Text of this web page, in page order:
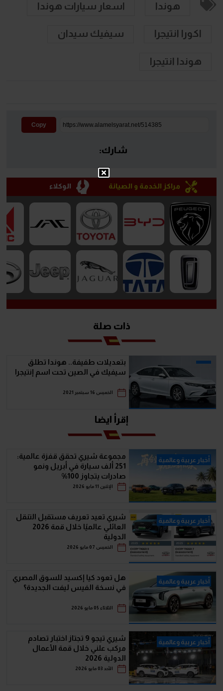
هوندا اسعار سيارات هوندا
اكورا انتيجرا سيفيك سيدان
هوندا انتيجرا
Copy
شارك:
مراكز الخدمة و الصيانة الوكلاء
ذات صلة
بتعديلات طفيفة.. هوندا تطلق
سيفيك في الصين تحت اسم إنتيجرا
الخميس 16 سبتمبر 2021
إقرأ ايضا
أخبار عربية وعالمية
مجموعة شيري تحقق قفزة عالمية:
251 ألف سيارة في أبريل ونمو
صادرات يتجاوز 100%
الإثنين 11 مايو 2026
أخبار عربية وعالمية
شيري تعيد تعريف مستقبل التنقل
العائلي عالميًا خلال قمة 2026
الدولية
الخميس 07 مايو 2026
أخبار عربية وعالمية
هل تعود كيا إكسيد للسوق المصري
في نسخة الفيس ليفت الجديدة؟
الثلاثاء 05 مايو 2026
أخبار عربية وعالمية
شيري تيجو 9 تجتاز اختبار تصادم
مركب علني خلال قمة الأعمال
الدولية 2026
الأحد 03 مايو 2026